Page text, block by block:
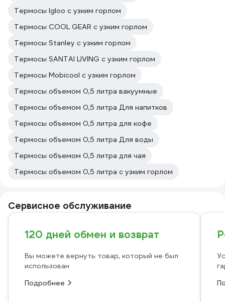
Термосы Igloo с узким горлом
Термосы COOL GEAR с узким горлом
Термосы Stanley с узким горлом
Термосы SANTAI LIVING с узким горлом
Термосы Mobicool с узким горлом
Термосы объемом 0,5 литра вакуумные
Термосы объемом 0,5 литра Для напитков
Термосы объемом 0,5 литра для кофе
Термосы объемом 0,5 литра Для воды
Термосы объемом 0,5 литра для чая
Термосы объемом 0,5 литра с узким горлом
Сервисное обслуживание
120 дней обмен и возврат
Вы можете вернуть товар, который не был
использован
Подробнее